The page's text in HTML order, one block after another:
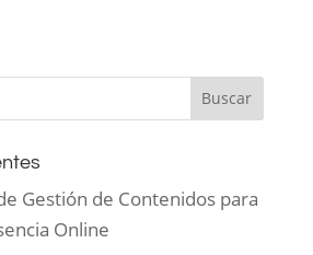
Gestión de Contenidos para
Online